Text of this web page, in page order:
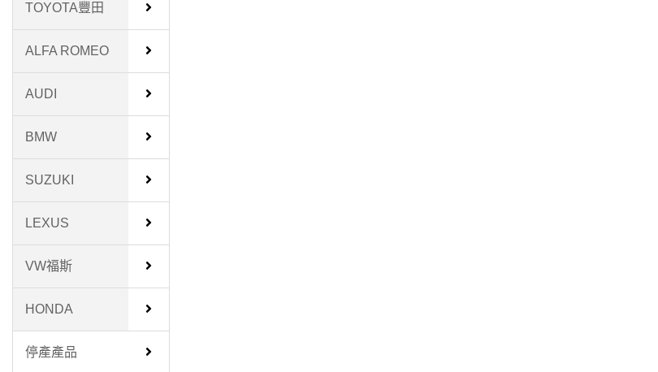
TOYOTA豐田
ALFA ROMEO
AUDI
BMW
SUZUKI
LEXUS
VW福斯
HONDA
停產產品